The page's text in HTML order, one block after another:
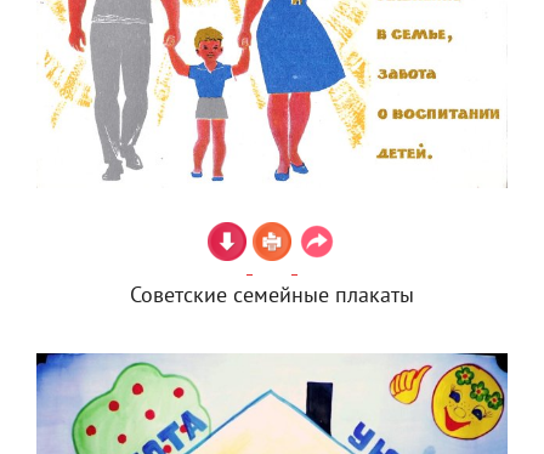
Советские семейные плакаты